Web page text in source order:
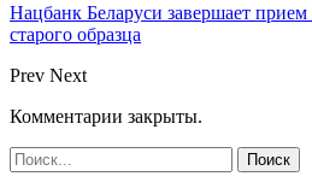
Нацбанк Беларуси завершает прием
старого образца
Prev Next
Комментарии закрыты.